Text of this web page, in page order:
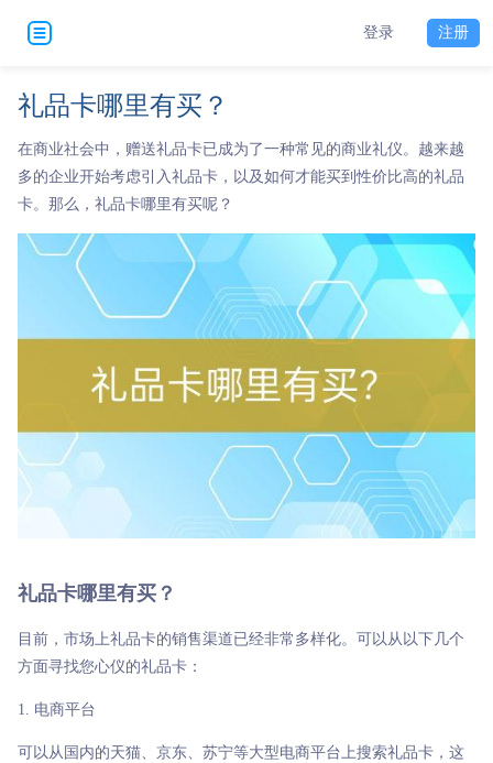
登录 注册
礼品卡哪里有买？
在商业社会中，赠送礼品卡已成为了一种常见的商业礼仪。越来越
多的企业开始考虑引入礼品卡，以及如何才能买到性价比高的礼品
卡。那么，礼品卡哪里有买呢？
礼品卡哪里有买？
目前，市场上礼品卡的销售渠道已经非常多样化。可以从以下几个
方面寻找您心仪的礼品卡：
1. 电商平台
可以从国内的天猫、京东、苏宁等大型电商平台上搜索礼品卡，这